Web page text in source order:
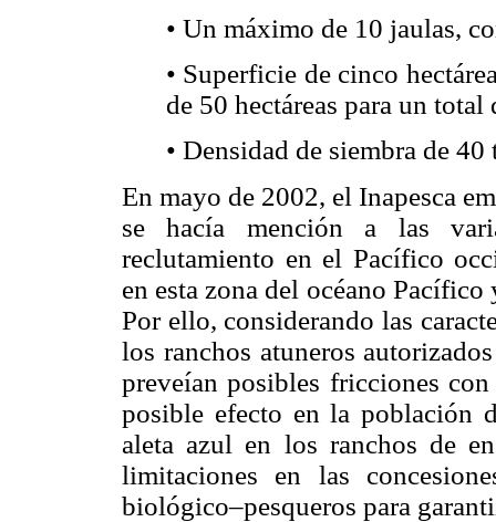
• Un máximo de 10 jaulas,
• Superficie de cinco
de 50 hectáreas para un total
• Densidad de siembra de
En mayo de 2002, el Inapesca
se hacía mención a las
reclutamiento en el Pacífico
en esta zona del océano
Por ello, considerando las
los ranchos atuneros
preveían posibles fricciones
posible efecto en la población
aleta azul en los ranchos de
limitaciones en las
biológico–pesqueros para